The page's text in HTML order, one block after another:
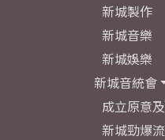
新城製作
新城音樂
新城娛樂
新城音統會
成立原意
新城勁爆